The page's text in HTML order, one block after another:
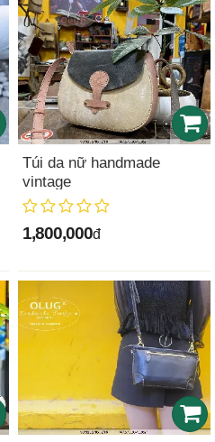
Túi da nữ handmade
vintage
1,800,000đ